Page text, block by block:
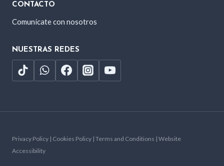
CONTACTO
Comunícate con nosotros
NUESTRAS REDES
Privacy Policy | Cookies Policy | Terms and Conditions | Website
Accessibility